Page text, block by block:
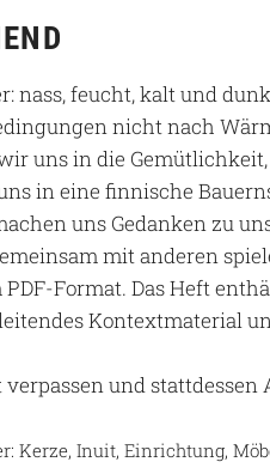
nass, feucht, kalt und
nicht nach
uns in die
in eine finnische
uns Gedanken zu
mit anderen
Format. Das Heft
Kontextmaterial
und stattdessen
Kerze, Inuit, Einrichtung,